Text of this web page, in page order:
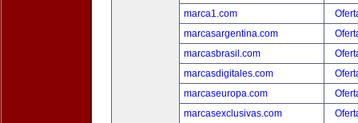
marca1.com
marcasargentina.com
marcasbrasil.com
marcasdigitales.com
marcaseuropa.com
marcasexclusivas.com